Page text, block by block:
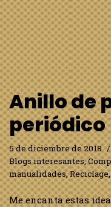
Anillo de
periódico
5 de diciembre de 2018
Blogs interesantes,
manualidades,Reciclage
Me encanta estas